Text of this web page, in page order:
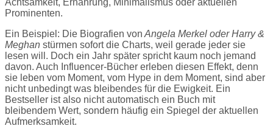
Achtsamkeit, Ernährung, Minimalismus oder aktuellen
Prominenten.
Ein Beispiel: Die Biografien von Angela Merkel oder Harry &
Meghan stürmen sofort die Charts, weil gerade jeder sie
lesen will. Doch ein Jahr später spricht kaum noch jemand
davon. Auch Influencer-Bücher erleben diesen Effekt, denn
sie leben vom Moment, vom Hype in dem Moment, sind aber
nicht unbedingt was bleibendes für die Ewigkeit. Ein
Bestseller ist also nicht automatisch ein Buch mit
bleibendem Wert, sondern häufig ein Spiegel der aktuellen
Aufmerksamkeit.